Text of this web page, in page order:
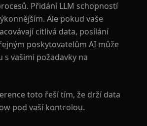
Přidání LLM schopností
Ale pokud vaše
citlivá data, posílání
poskytovatelům AI může
s vašimi požadavky na
toto řeší tím, že drží data
pod vaší kontrolou.